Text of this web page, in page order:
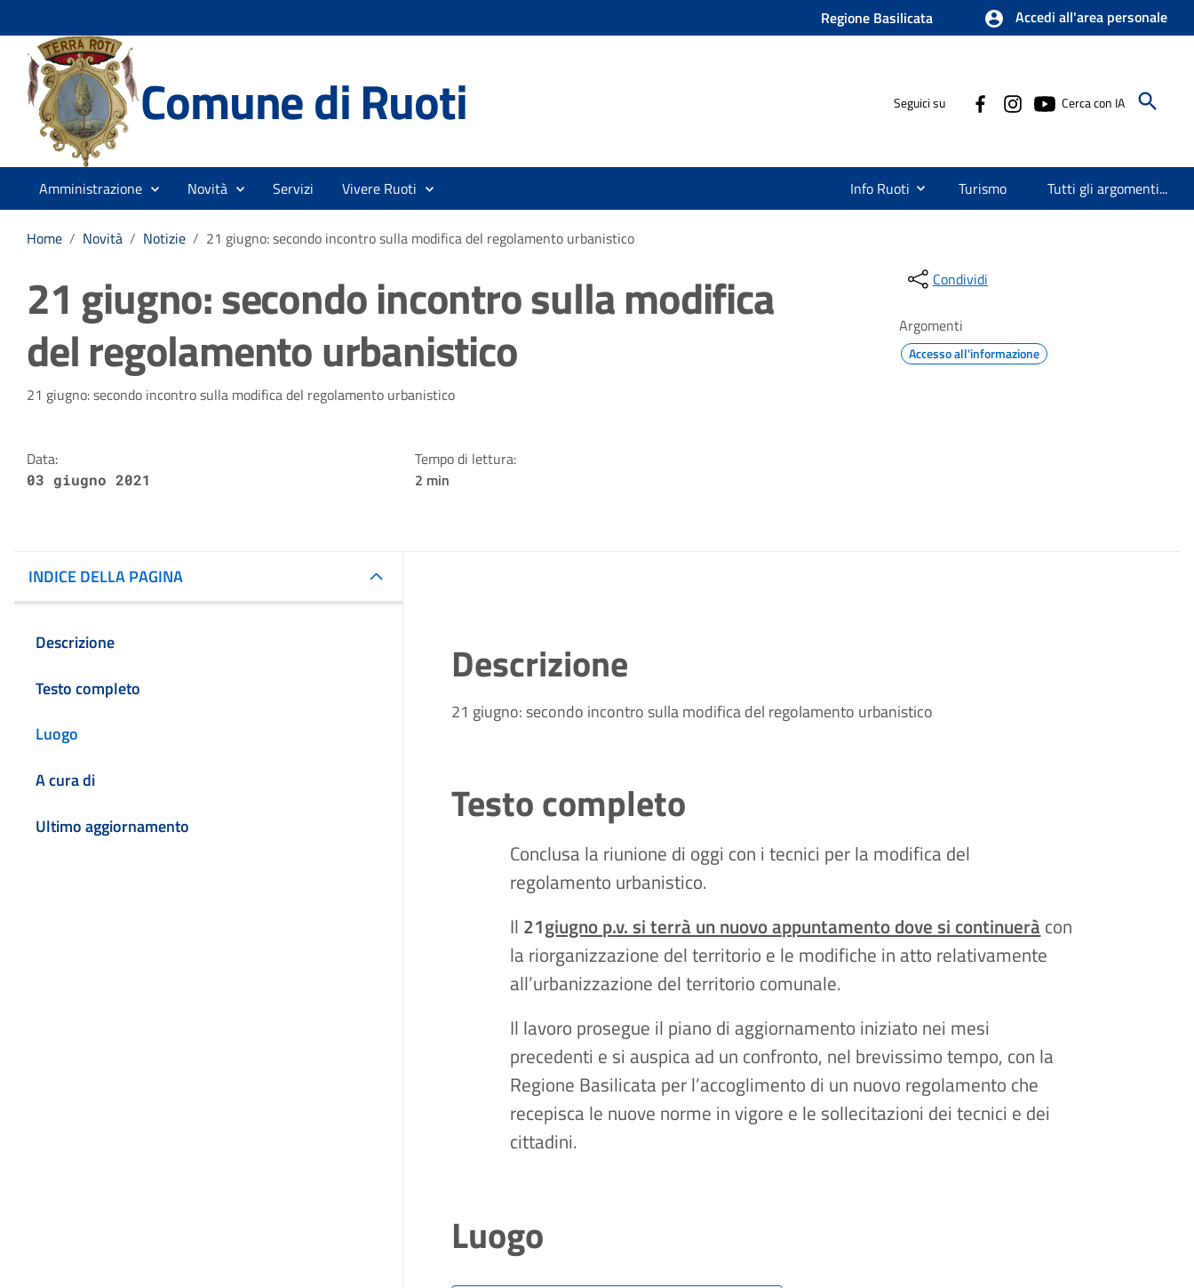
Regione Basilicata Accedi all'area personale
Comune di Ruoti Seguici su Cerca con IA
Amministrazione Novità Servizi Vivere Ruoti Info Ruoti Turismo Tutti gli argomenti...
Home / Novità / Notizie / 21 giugno: secondo incontro sulla modifica del regolamento urbanistico
21 giugno: secondo incontro sulla modifica
del regolamento urbanistico
Dettagli della notizia
21 giugno: secondo incontro sulla modifica del regolamento urbanistico
Data:
03 giugno 2021
Tempo di lettura:
2 min
Condividi
Argomenti
Accesso all'informazione
INDICE DELLA PAGINA
Descrizione
Testo completo
Luogo
A cura di
Ultimo aggiornamento
Descrizione
21 giugno: secondo incontro sulla modifica del regolamento urbanistico
Testo completo
Conclusa la riunione di oggi con i tecnici per la modifica del
regolamento urbanistico.
Il 21giugno p.v. si terrà un nuovo appuntamento dove si continuerà con
la riorganizzazione del territorio e le modifiche in atto relativamente
all’urbanizzazione del territorio comunale.
Il lavoro prosegue il piano di aggiornamento iniziato nei mesi
precedenti e si auspica ad un confronto, nel brevissimo tempo, con la
Regione Basilicata per l’accoglimento di un nuovo regolamento che
recepisca le nuove norme in vigore e le sollecitazioni dei tecnici e dei
cittadini.
Luogo